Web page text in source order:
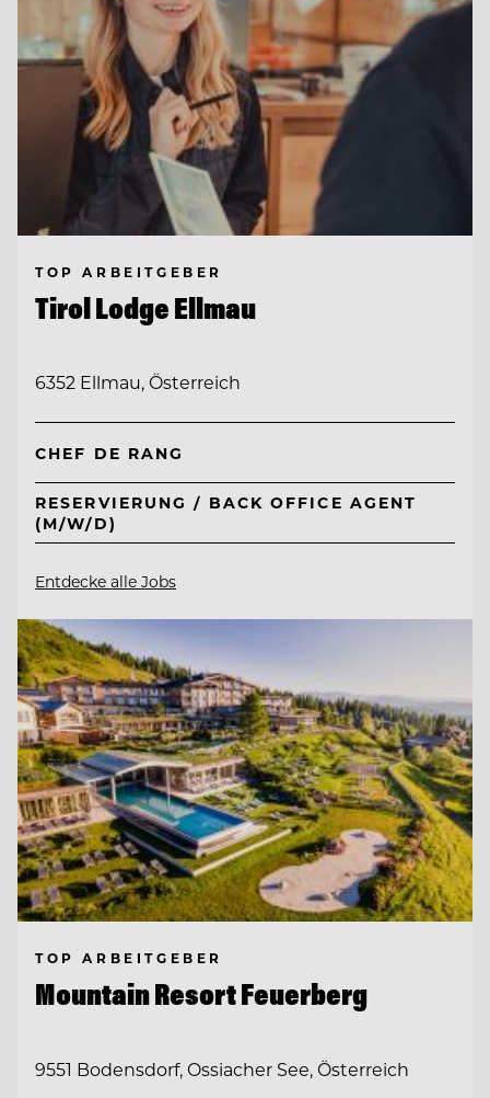
TOP ARBEITGEBER
Tirol Lodge Ellmau
6352 Ellmau, Österreich
CHEF DE RANG
RESERVIERUNG / BACK OFFICE AGENT
(M/W/D)
Entdecke alle Jobs
TOP ARBEITGEBER
Mountain Resort Feuerberg
9551 Bodensdorf, Ossiacher See, Österreich